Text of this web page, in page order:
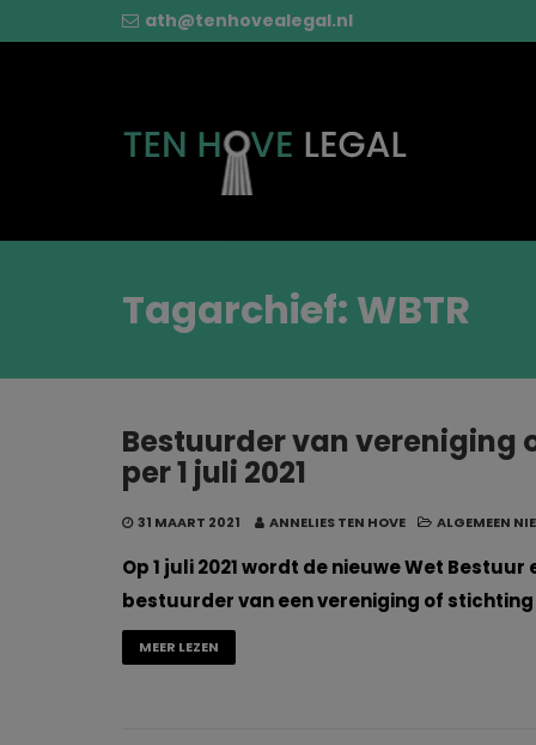
ath@tenhovealegal.nl
Tagarchief: WBTR
Bestuurder van vereniging
per 1 juli 2021
31 MAART 2021 ANNELIES TEN HOVE ALGEMEEN
Op 1 juli 2021 wordt de nieuwe Wet
bestuurder van een vereniging of
MEER LEZEN